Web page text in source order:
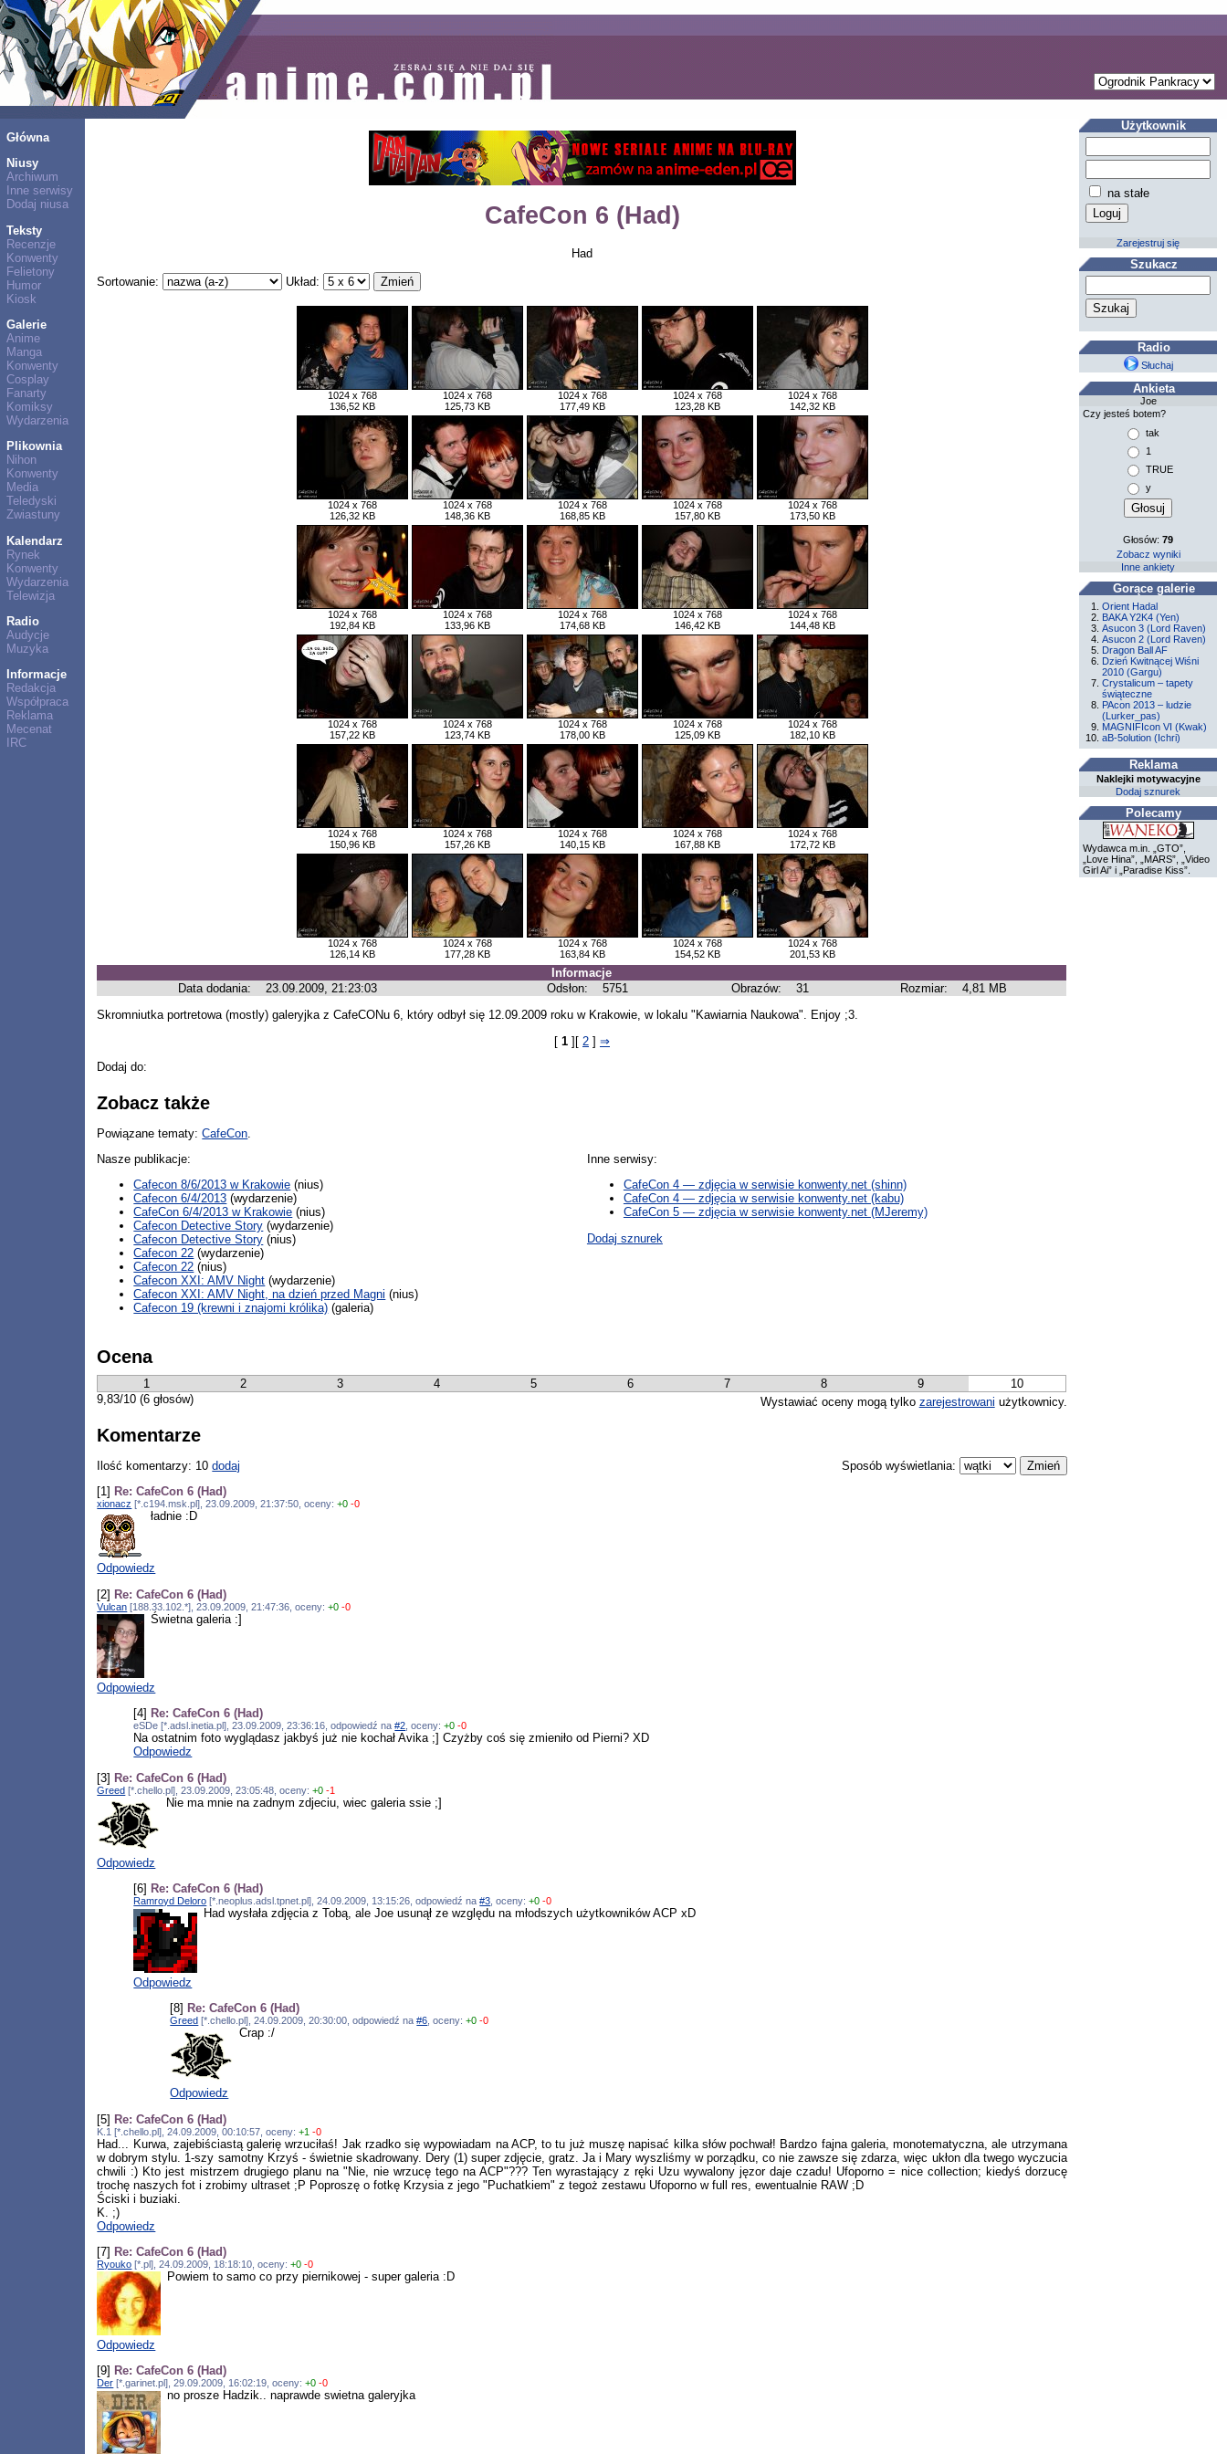
Główna
Niusy
Archiwum
Inne serwisy
Dodaj niusa
Teksty
Recenzje
Konwenty
Felietony
Humor
Kiosk
Galerie
Anime
Manga
Konwenty
Cosplay
Fanarty
Komiksy
Wydarzenia
Plikownia
Nihon
Konwenty
Media
Teledyski
Zwiastuny
Kalendarz
Rynek
Konwenty
Wydarzenia
Telewizja
Radio
Audycje
Muzyka
Informacje
Redakcja
Współpraca
Reklama
Mecenat
IRC
CafeCon 6 (Had)
Had
Sortowanie: Układ:
1024 x 768
136,52 KB
1024 x 768
125,73 KB
1024 x 768
177,49 KB
1024 x 768
123,28 KB
1024 x 768
142,32 KB
1024 x 768
126,32 KB
1024 x 768
148,36 KB
1024 x 768
168,85 KB
1024 x 768
157,80 KB
1024 x 768
173,50 KB
1024 x 768
192,84 KB
1024 x 768
133,96 KB
1024 x 768
174,68 KB
1024 x 768
146,42 KB
1024 x 768
144,48 KB
1024 x 768
157,22 KB
1024 x 768
123,74 KB
1024 x 768
178,00 KB
1024 x 768
125,09 KB
1024 x 768
182,10 KB
1024 x 768
150,96 KB
1024 x 768
157,26 KB
1024 x 768
140,15 KB
1024 x 768
167,88 KB
1024 x 768
172,72 KB
1024 x 768
126,14 KB
1024 x 768
177,28 KB
1024 x 768
163,84 KB
1024 x 768
154,52 KB
1024 x 768
201,53 KB
Informacje
Data dodania:
23.09.2009, 21:23:03 Odsłon: 5751 Obrazów: 31 Rozmiar:
4,81 MB
Skromniutka portretowa (mostly) galeryjka z CafeCONu 6, który odbył się 12.09.2009 roku w Krakowie, w lokalu "Kawiarnia Naukowa". Enjoy ;3.
[ 1 ][ 2 ] ⇒
Dodaj do:
Zobacz także
Powiązane tematy:CafeCon
Nasze publikacje:
Cafecon 8/6/2013 w Krakowie (nius)
Cafecon 6/4/2013 (wydarzenie)
CafeCon 6/4/2013 w Krakowie (nius)
Cafecon Detective Story (wydarzenie)
Cafecon Detective Story (nius)
Cafecon 22 (wydarzenie)
Cafecon 22 (nius)
Cafecon XXI: AMV Night (wydarzenie)
Cafecon XXI: AMV Night, na dzień przed Magni (nius)
Cafecon 19 (krewni i znajomi królika) (galeria)
Inne serwisy:
CafeCon 4 — zdjęcia w serwisie konwenty.net (shinn)
CafeCon 4 — zdjęcia w serwisie konwenty.net (kabu)
CafeCon 5 — zdjęcia w serwisie konwenty.net (MJeremy)
Dodaj sznurek
Ocena
1 2 3 4 5 6 7 8 9
10
Wystawiać oceny mogą tylko zarejestrowani użytkownicy.
9,83/10 (6 głosów)
Komentarze
Sposób wyświetlania:
Ilość komentarzy: 10dodaj
[1] Re: CafeCon 6 (Had)
xionacz [*.c194.msk.pl], 23.09.2009, 21:37:50, oceny:+0 -0
ładnie :D
Odpowiedz
[2] Re: CafeCon 6 (Had)
Vulcan [188.33.102.*], 23.09.2009, 21:47:36, oceny:+0 -0
Świetna galeria :]
Odpowiedz
[4] Re: CafeCon 6 (Had)
eSDe [*.adsl.inetia.pl], 23.09.2009, 23:36:16, odpowiedź na#2 , oceny:+0 -0
Na ostatnim foto wyglądasz jakbyś już nie kochał Avika ;] Czyżby coś się zmieniło od Pierni? XD
Odpowiedz
[3] Re: CafeCon 6 (Had)
Greed [*.chello.pl], 23.09.2009, 23:05:48, oceny:+0 -1
Nie ma mnie na zadnym zdjeciu, wiec galeria ssie ;]
Odpowiedz
[6] Re: CafeCon 6 (Had)
Ramroyd Deloro [*.neoplus.adsl.tpnet.pl], 24.09.2009, 13:15:26, odpowiedź na#3 , oceny:+0 -0
Had wysłała zdjęcia z Tobą, ale Joe usunął ze względu na młodszych użytkowników ACP xD
Odpowiedz
[8] Re: CafeCon 6 (Had)
Greed [*.chello.pl], 24.09.2009, 20:30:00, odpowiedź na#6 , oceny:+0 -0
Crap :/
Odpowiedz
[5] Re: CafeCon 6 (Had)
K.1 [*.chello.pl], 24.09.2009, 00:10:57, oceny:+1 -0
Had... Kurwa, zajebiściastą galerię wrzuciłaś! Jak rzadko się wypowiadam na ACP, to tu już muszę napisać kilka słów pochwał! Bardzo fajna galeria, monotematyczna, ale utrzymana
w dobrym stylu. 1-szy samotny Krzyś - świetnie skadrowany. Dery (1) super zdjęcie, gratz. Ja i Mary wyszliśmy w porządku, co nie zawsze się zdarza, więc ukłon dla twego wyczucia
chwili :) Kto jest mistrzem drugiego planu na "Nie, nie wrzucę tego na ACP"??? Ten wyrastający z ręki Uzu wywalony jęzor daje czadu! Ufoporno = nice collection; kiedyś dorzucę
trochę naszych fot i zrobimy ultraset ;P Poproszę o fotkę Krzysia z jego "Puchatkiem" z tegoż zestawu Ufoporno w full res, ewentualnie RAW ;D
Ściski i buziaki.
K. ;)
Odpowiedz
[7] Re: CafeCon 6 (Had)
Ryouko [*.pl], 24.09.2009, 18:18:10, oceny:+0 -0
Powiem to samo co przy piernikowej - super galeria :D
Odpowiedz
[9] Re: CafeCon 6 (Had)
Der [*.garinet.pl], 29.09.2009, 16:02:19, oceny:+0 -0
no prosze Hadzik.. naprawde swietna galeryjka
Użytkownik
na stałe
Zarejestruj się
Szukacz
Radio
Słuchaj
Ankieta
Joe
Czy jesteś botem?
tak
1
TRUE
y
Głosów:79
Zobacz wyniki
Inne ankiety
Gorące galerie
Orient Hadal
BAKA Y2K4 (Yen)
Asucon 3 (Lord Raven)
Asucon 2 (Lord Raven)
Dragon Ball AF
Dzień Kwitnącej Wiśni
2010 (Gargu)
Crystalicum – tapety
świąteczne
PAcon 2013 – ludzie
(Lurker_pas)
MAGNIFIcon VI (Kwak)
aB-5olution (Ichri)
Reklama
Naklejki motywacyjne
Dodaj sznurek
Polecamy
Wydawca m.in. „GTO”,
„Love Hina”, „MARS”, „Video
Girl Ai” i „Paradise Kiss”.